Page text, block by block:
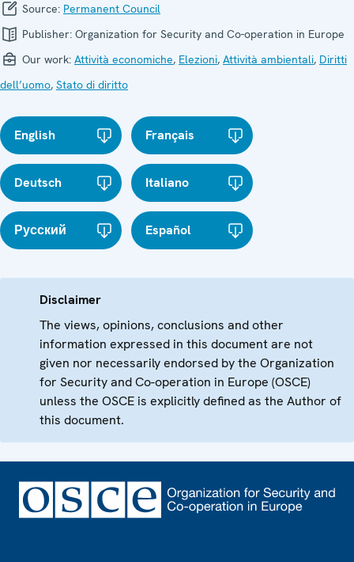
Source: Permanent Council
Publisher: Organization for Security and Co-operation in Europe
Our work: Attività economiche, Elezioni, Attività ambientali, Diritti
dell’uomo, Stato di diritto
English Français
Deutsch Italiano
Русский Español
Disclaimer
The views, opinions, conclusions and other
information expressed in this document are not
given nor necessarily endorsed by the Organization
for Security and Co-operation in Europe (OSCE)
unless the OSCE is explicitly defined as the Author of
this document.